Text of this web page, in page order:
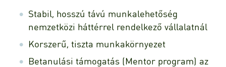
Stabil, hosszú távú munkalehetőség
nemzetközi háttérrel rendelkező vállalatnál
Korszerű, tiszta munkakörnyezet
Betanulási támogatás (Mentor program) az